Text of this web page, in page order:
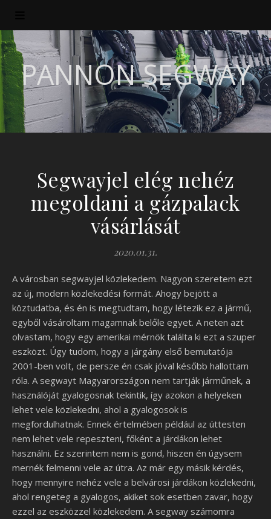
PANNON SEGWAY
Segwayjel elég nehéz
megoldani a gázpalack
vásárlását
2020.01.31.
A városban segwayjel közlekedem. Nagyon szeretem ezt
az új, modern közlekedési formát. Ahogy bejött a
köztudatba, és én is megtudtam, hogy létezik ez a jármű,
egyből vásároltam magamnak belőle egyet. A neten azt
olvastam, hogy egy amerikai mérnök találta ki ezt a szuper
eszközt. Úgy tudom, hogy a járgány első bemutatója
2001-ben volt, de persze én csak jóval később hallottam
róla. A segwayt Magyarországon nem tartják járműnek, a
használóját gyalogosnak tekintik, így azokon a helyeken
lehet vele közlekedni, ahol a gyalogosok is
megfordulhatnak. Ennek értelmében például az úttesten
nem lehet vele repeszteni, főként a járdákon lehet
használni. Ez szerintem nem is gond, hiszen én úgysem
mernék felmenni vele az útra. Az már egy másik kérdés,
hogy mennyire nehéz vele a belvárosi járdákon közlekedni,
ahol rengeteg a gyalogos, akiket sok esetben zavar, hogy
ezzel az eszközzel közlekedem. A segway számomra